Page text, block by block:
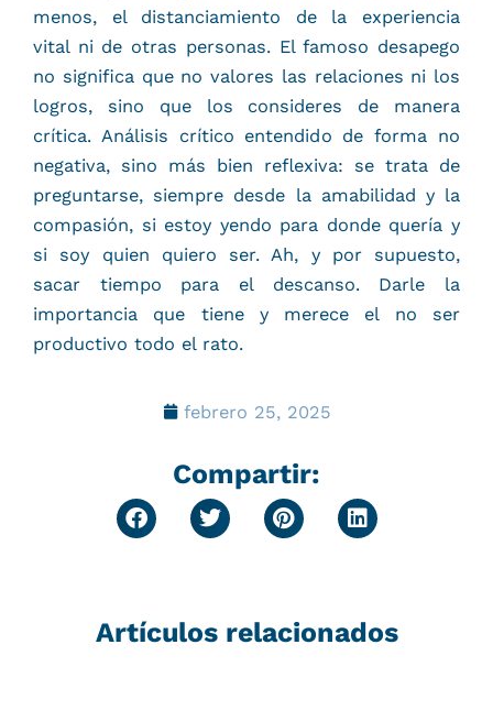
menos, el distanciamiento de la experiencia
vital ni de otras personas. El famoso desapego
no significa que no valores las relaciones ni los
logros, sino que los consideres de manera
crítica. Análisis crítico entendido de forma no
negativa, sino más bien reflexiva: se trata de
preguntarse, siempre desde la amabilidad y la
compasión, si estoy yendo para donde quería y
si soy quien quiero ser. Ah, y por supuesto,
sacar tiempo para el descanso. Darle la
importancia que tiene y merece el no ser
productivo todo el rato.
febrero 25, 2025
Compartir:
Artículos relacionados